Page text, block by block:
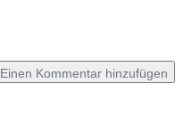
Einen Kommentar hinzufügen